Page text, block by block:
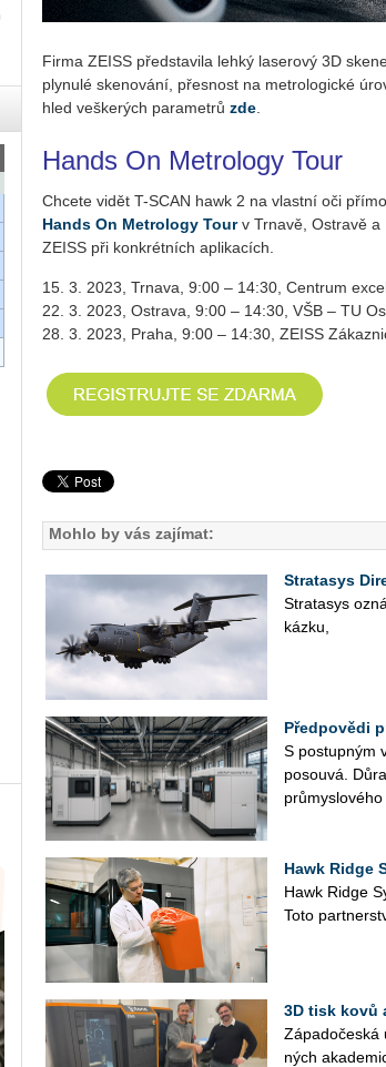
Firma ZEISS před­sta­vi­la lehký la­se­ro­vý 3D
ply­nu­lé ske­no­vá­ní, přes­nost na me­t­ro­lo­gic­ké
hled veš­ke­rých pa­ra­me­t­rů zde
Hands On Me­t­ro­lo­gy Tour
Chce­te vidět T-SCAN hawk 2 na vlast­ní oči
Hands On Me­t­ro­lo­gy Tourv Tr­na­vě, Os­t­ra­vě a
ZEISS při kon­krét­ních apli­ka­cích.
15. 3. 2023, Trnava, 9:00 – 14:30, Centrum
22. 3. 2023, Ostrava, 9:00 – 14:30, VŠB – TU
28. 3. 2023, Praha, 9:00 – 14:30, ZEISS
Mohlo by vás zajímat:
Stratasys
Stra­ta­sys
káz­ku,
Předpovědi
S po­stup­ným
po­sou­vá.
prů­mys­lo­vé­ho
Hawk Ridge
Hawk Ridge
Toto
3D tisk kovů
Zá­pa­do­čes­ká
ných